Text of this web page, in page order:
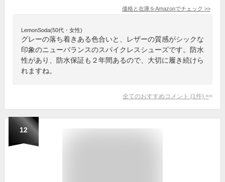
価格と在庫をAmazonでチェック >>
LemonSoda(50代・女性)
グレーの落ち着きある色合いと、レザーの質感がシックな
印象のニューバランスのスパイクレスシューズです。防水
性があり、防水保証も２年間あるので、大切に履き続けら
れますね。
全てのおすすめコメント (1 件) >
12